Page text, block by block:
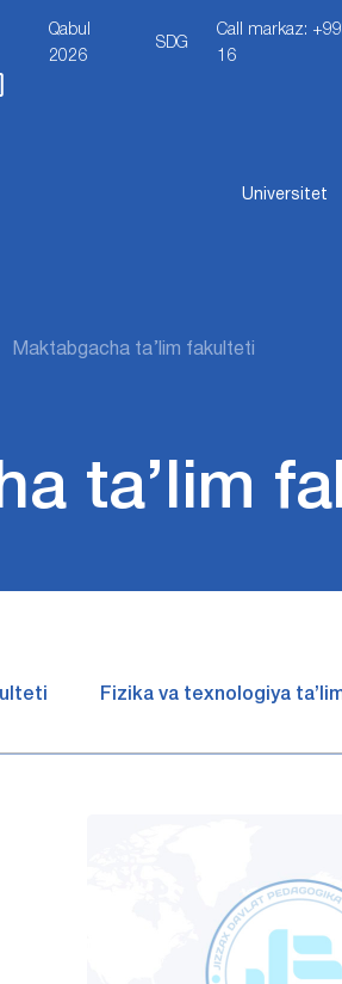
Qabul
2026
SDG
Call markaz:
16
Universitet
Maktabgacha ta’lim fakulteti
ta’lim
Fizika va texnologiya